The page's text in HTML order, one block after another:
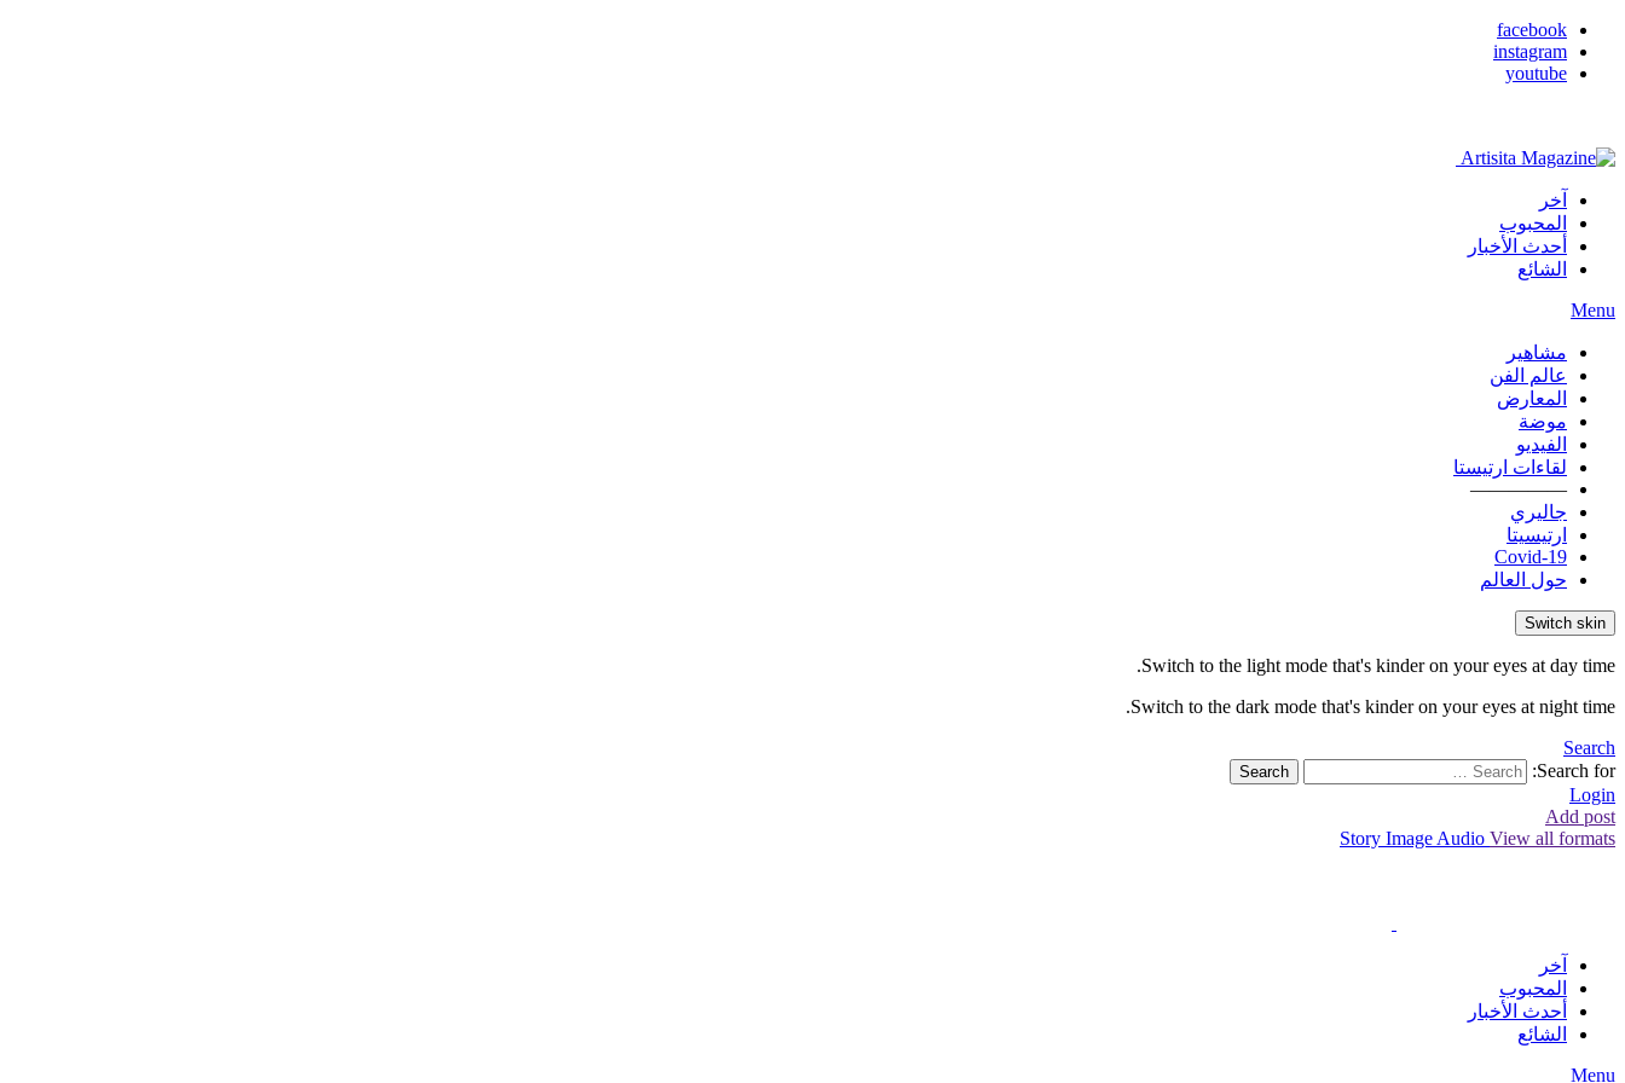
facebook
instagram
youtube
آخر
المحبوب
أحدث الأخبار
الشائع
Menu
مشاهير
عالم الفن
المعارض
موضة
الفيديو
لقاءات ارتيستا
—————
جاليري
ارتيسيتا
Covid-19
حول العالم
Switch skin
Switch to the light mode that's kinder on your eyes at day time.
Switch to the dark mode that's kinder on your eyes at night time.
Search
Search for:
Search
Login
Add post
Story Image Audio View all formats
آخر
المحبوب
أحدث الأخبار
الشائع
Menu